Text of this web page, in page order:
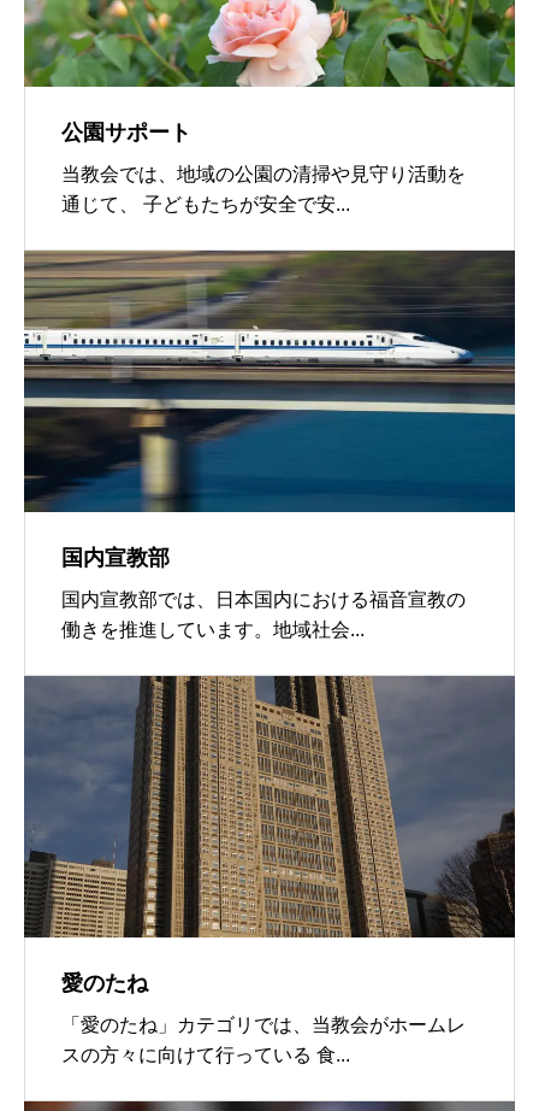
公園サポート
当教会では、地域の公園の清掃や見守り活動を
通じて、 子どもたちが安全で安...
国内宣教部
国内宣教部では、日本国内における福音宣教の
働きを推進しています。地域社会...
愛のたね
「愛のたね」カテゴリでは、当教会がホームレ
スの方々に向けて行っている 食...